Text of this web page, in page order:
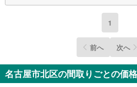
ネット上で分かる立地環境はもちろん、過去に
現地の生の声をもとに住戸環境を提案致します。
弊社では平日にご内覧・契約など平日にお住ま
ービスをご用意しています。
＼お仕事で忙しい方へ/
午前10時から午後7時まで”毎日”営業していま
ら営業時間外でのご内覧もご対応いたします。
1
前へ 次へ
名古屋市北区の間取りごとの価